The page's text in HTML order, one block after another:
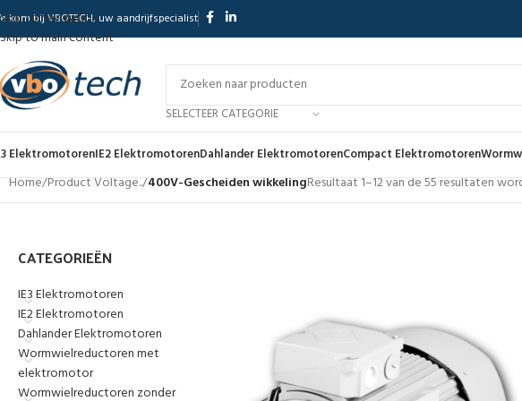
Skip to navigation
Skip to main content
bij VBOTECH, uw aandrijfspecialist
SELECTEER CATEGORIE
ElektromotorenIE2 ElektromotorenDahlander ElektromotorenCompact Elektromotoren
Home/Product Voltage../400V-Gescheiden wikkelingResultaat 1–12 van de 55 resultaten
CATEGORIEËN
IE3 Elektromotoren
IE2 Elektromotoren
Dahlander Elektromotoren
Wormwielreductoren met
elektromotor
Wormwielreductoren zonder